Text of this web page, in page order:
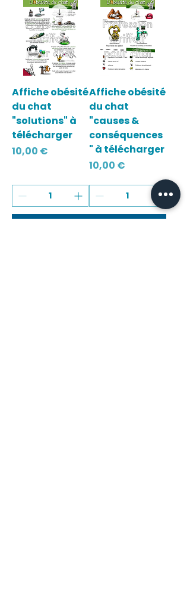
Affiche obésité
du chat
"solutions" à
télécharger
Prix
10,00 €
Affiche obésité
du chat
"causes &
conséquences
" à télécharger
Prix
10,00 €